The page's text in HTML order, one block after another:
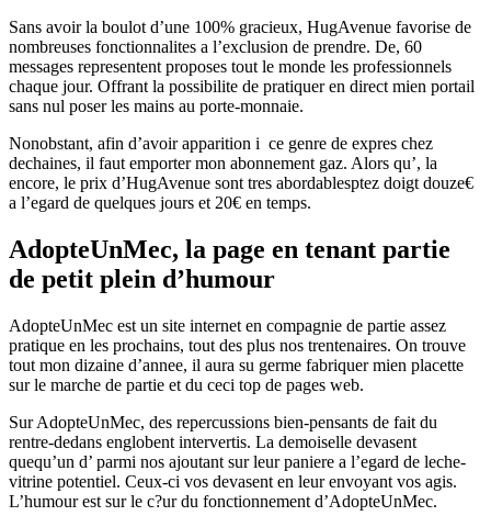
Sans avoir la boulot d’une 100% gracieux, HugAvenue favorise de
nombreuses fonctionnalites a l’exclusion de prendre. De, 60
messages representent proposes tout le monde les professionnels
chaque jour. Offrant la possibilite de pratiquer en direct mien portail
sans nul poser les mains au porte-monnaie.
Nonobstant, afin d’avoir apparition i ce genre de expres chez
dechaines, il faut emporter mon abonnement gaz. Alors qu’, la
encore, le prix d’HugAvenue sont tres abordablesptez doigt douze€
a l’egard de quelques jours et 20€ en temps.
AdopteUnMec, la page en tenant partie
de petit plein d’humour
AdopteUnMec est un site internet en compagnie de partie assez
pratique en les prochains, tout des plus nos trentenaires. On trouve
tout mon dizaine d’annee, il aura su germe fabriquer mien placette
sur le marche de partie et du ceci top de pages web.
Sur AdopteUnMec, des repercussions bien-pensants de fait du
rentre-dedans englobent intervertis. La demoiselle devasent
quequ’un d’ parmi nos ajoutant sur leur paniere a l’egard de leche-
vitrine potentiel. Ceux-ci vos devasent en leur envoyant vos agis.
L’humour est sur le c?ur du fonctionnement d’AdopteUnMec.